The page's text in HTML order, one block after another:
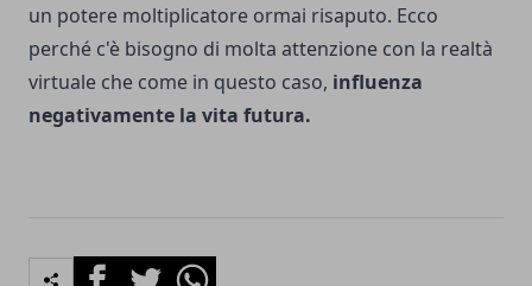
un potere moltiplicatore ormai risaputo. Ecco
perché c'è bisogno di molta attenzione con la realtà
virtuale che come in questo caso, influenza
negativamente la vita futura.
FacebookTwitterWhatsapp